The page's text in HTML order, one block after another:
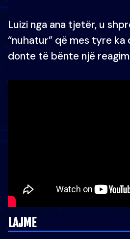
Luizi nga ana tjetër, u
“nuhatur” që mes tyre ka
donte të bënte një
LAJME